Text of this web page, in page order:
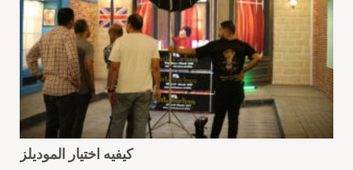
كيفيه اختيار الموديلز